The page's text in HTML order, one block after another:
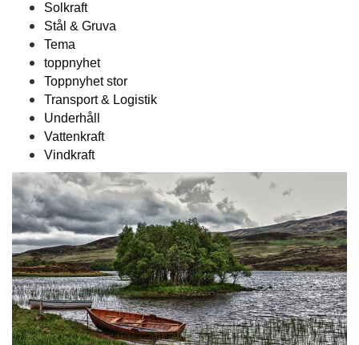
Solkraft
Stål & Gruva
Tema
toppnyhet
Toppnyhet stor
Transport & Logistik
Underhåll
Vattenkraft
Vindkraft